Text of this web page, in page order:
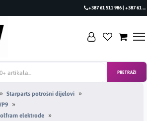
+387 61 511 986 | +387 61 493 470
PRETRAŽI
Starparts potrošni dijelovi
elektrode